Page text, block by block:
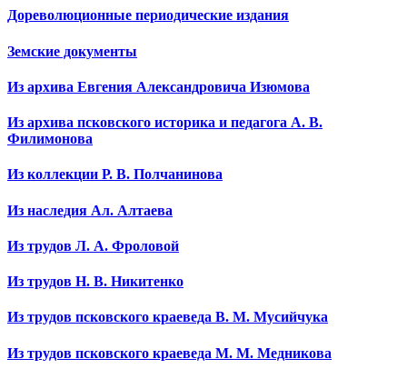
Дореволюционные периодические издания
Земские документы
Из архива Евгения Александровича Изюмова
Из архива псковского историка и педагога А. В.
Филимонова
Из коллекции Р. В. Полчанинова
Из наследия Ал. Алтаева
Из трудов Л. А. Фроловой
Из трудов Н. В. Никитенко
Из трудов псковского краеведа В. М. Мусийчука
Из трудов псковского краеведа М. М. Медникова